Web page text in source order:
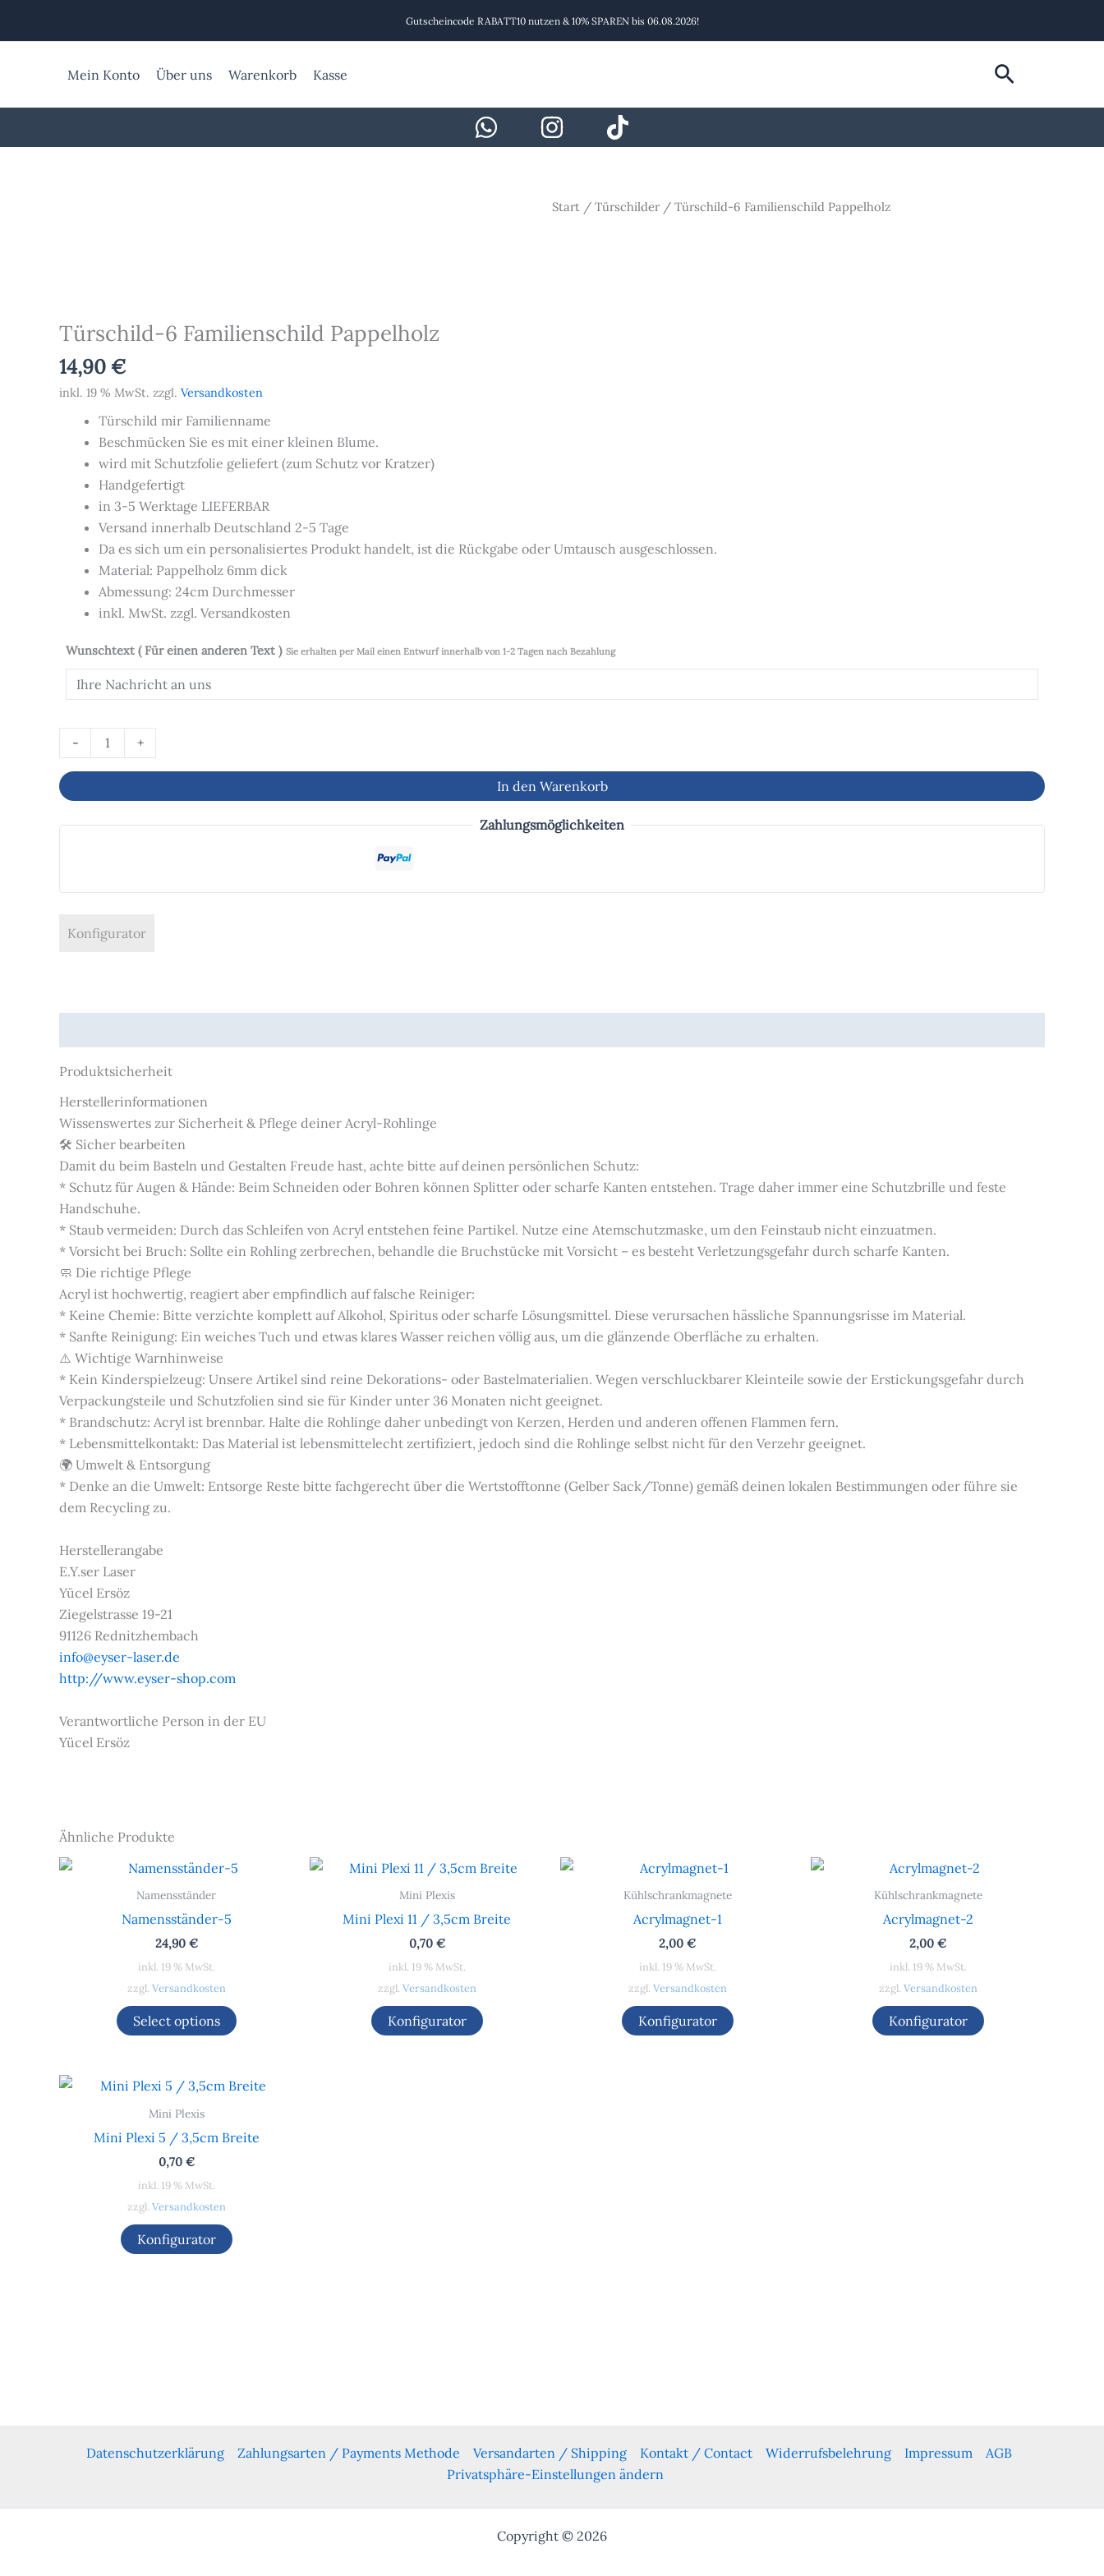
Gutscheincode RABATT10 nutzen & 10% SPAREN bis 06.08.2026!
Mein Konto Über uns Warenkorb Kasse Suchen
Start / Türschilder / Türschild-6 Familienschild Pappelholz
Türschild-6 Familienschild Pappelholz
14,90€
inkl. 19 % MwSt. zzgl. Versandkosten
Türschild mir Familienname
Beschmücken Sie es mit einer kleinen Blume.
wird mit Schutzfolie geliefert (zum Schutz vor Kratzer)
Handgefertigt
in 3-5 Werktage LIEFERBAR
Versand innerhalb Deutschland 2-5 Tage
Da es sich um ein personalisiertes Produkt handelt, ist die Rückgabe oder Umtausch ausgeschlossen.
Material: Pappelholz 6mm dick
Abmessung: 24cm Durchmesser
inkl. MwSt. zzgl. Versandkosten
Wunschtext ( Für einen anderen Text ) Sie erhalten per Mail einen Entwurf innerhalb von 1-2 Tagen nach Bezahlung
- +
In den Warenkorb
Zahlungsmöglichkeiten
Konfigurator
Produktsicherheit
Herstellerinformationen
Wissenswertes zur Sicherheit & Pflege deiner Acryl-Rohlinge
🛠️ Sicher bearbeiten
Damit du beim Basteln und Gestalten Freude hast, achte bitte auf deinen persönlichen Schutz:
* Schutz für Augen & Hände: Beim Schneiden oder Bohren können Splitter oder scharfe Kanten entstehen. Trage daher immer eine Schutzbrille und feste
Handschuhe.
* Staub vermeiden: Durch das Schleifen von Acryl entstehen feine Partikel. Nutze eine Atemschutzmaske, um den Feinstaub nicht einzuatmen.
* Vorsicht bei Bruch: Sollte ein Rohling zerbrechen, behandle die Bruchstücke mit Vorsicht – es besteht Verletzungsgefahr durch scharfe Kanten.
🧼 Die richtige Pflege
Acryl ist hochwertig, reagiert aber empfindlich auf falsche Reiniger:
* Keine Chemie: Bitte verzichte komplett auf Alkohol, Spiritus oder scharfe Lösungsmittel. Diese verursachen hässliche Spannungsrisse im Material.
* Sanfte Reinigung: Ein weiches Tuch und etwas klares Wasser reichen völlig aus, um die glänzende Oberfläche zu erhalten.
⚠️ Wichtige Warnhinweise
* Kein Kinderspielzeug: Unsere Artikel sind reine Dekorations- oder Bastelmaterialien. Wegen verschluckbarer Kleinteile sowie der Erstickungsgefahr durch
Verpackungsteile und Schutzfolien sind sie für Kinder unter 36 Monaten nicht geeignet.
* Brandschutz: Acryl ist brennbar. Halte die Rohlinge daher unbedingt von Kerzen, Herden und anderen offenen Flammen fern.
* Lebensmittelkontakt: Das Material ist lebensmittelecht zertifiziert, jedoch sind die Rohlinge selbst nicht für den Verzehr geeignet.
🌍 Umwelt & Entsorgung
* Denke an die Umwelt: Entsorge Reste bitte fachgerecht über die Wertstofftonne (Gelber Sack/Tonne) gemäß deinen lokalen Bestimmungen oder führe sie
dem Recycling zu.
Herstellerangabe
E.Y.ser Laser
Yücel Ersöz
Ziegelstrasse 19-21
91126 Rednitzhembach
info@eyser-laser.de
http://www.eyser-shop.com
Verantwortliche Person in der EU
Yücel Ersöz
Ähnliche Produkte
Namensständer
Namensständer-5
24,90 €
inkl. 19 % MwSt.
zzgl. Versandkosten
Select options
Mini Plexis
Mini Plexi 11 / 3,5cm Breite
0,70 €
inkl. 19 % MwSt.
zzgl. Versandkosten
Konfigurator
Kühlschrankmagnete
Acrylmagnet-1
2,00 €
inkl. 19 % MwSt.
zzgl. Versandkosten
Konfigurator
Kühlschrankmagnete
Acrylmagnet-2
2,00 €
inkl. 19 % MwSt.
zzgl. Versandkosten
Konfigurator
Mini Plexis
Mini Plexi 5 / 3,5cm Breite
0,70 €
inkl. 19 % MwSt.
zzgl. Versandkosten
Konfigurator
Datenschutzerklärung Zahlungsarten / Payments Methode Versandarten / Shipping Kontakt / Contact Widerrufsbelehrung Impressum
AGB
Privatsphäre-Einstellungen ändern
Copyright © 2026